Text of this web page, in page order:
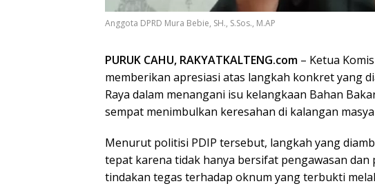
Anggota DPRD Mura Bebie, SH., S.Sos., M.AP
PURUK CAHU, RAKYATKALTENG.com – Ketua
memberikan apresiasi atas langkah konkret yang
Raya dalam menangani isu kelangkaan Bahan
sempat menimbulkan keresahan di kalangan
Menurut politisi PDIP tersebut, langkah yang
tepat karena tidak hanya bersifat pengawasan
tindakan tegas terhadap oknum yang terbukti